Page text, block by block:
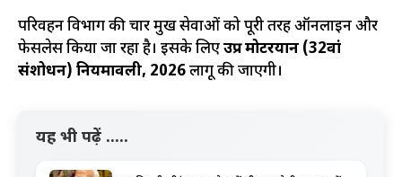
परिवहन विभाग की चार प्रमुख सेवाओं को पूरी तरह ऑनलाइन और
फेसलेस किया जा रहा है। इसके लिएउप्र मोटरयान (32वां
संशोधन) नियमावली, 2026लागू की जाएगी।
यह भी पढ़ें .....